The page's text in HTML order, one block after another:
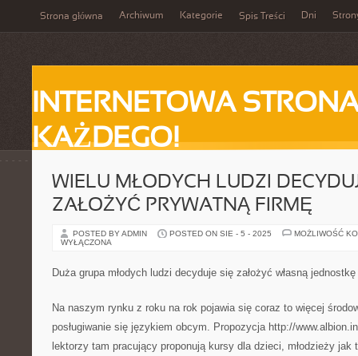
Strona główna Archiwum Kategorie Spis Treści Dni
INTERNETOWA
KAŻDEGO!
WIELU MŁODYCH LUDZI
ZAŁOŻYĆ PRYWATNĄ FIRMĘ
POSTED BY ADMIN POSTED ON SIE - 5 - 2025
MOŻLIWOŚĆ
WYŁĄCZONA
Duża grupa młodych ludzi decyduje się założyć własną jednostkę
Na naszym rynku z roku na rok pojawia się coraz to więcej
posługiwanie się językiem obcym. Propozycja http://
lektorzy tam pracujący proponują kursy dla dzieci, młodzieży jak